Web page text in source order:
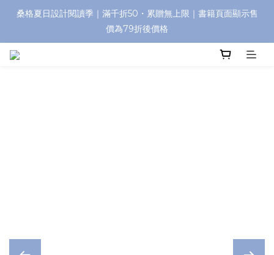
桑格夏日設計閱讀季｜滿千折50・累贈無上限｜書籍頁面顯示售
價為79折後價格